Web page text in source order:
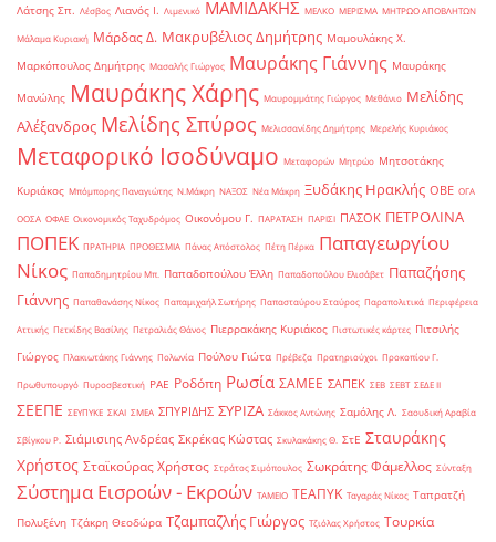
Λάτσης Σπ. Λέσβος Λιανός Ι. Λιμενικό ΜΑΜΙΔΑΚΗΣ ΜΕΛΚΟ ΜΕΡΙΣΜΑ ΜΗΤΡΩΟ ΑΠΟΒΛΗΤΩΝ
Μάλαμα Κυριακή Μάρδας Δ. Μακρυβέλιος Δημήτρης Μαμουλάκης Χ.
Μαρκόπουλος Δημήτρης Μασαλής Γιώργος Μαυράκης Γιάννης Μαυράκης
Μανώλης Μαυράκης Χάρης Μαυρομμάτης Γιώργος Μεθάνιο Μελίδης
Αλέξανδρος Μελίδης Σπύρος Μελισσανίδης Δημήτρης Μερελής Κυριάκος
Μεταφορικό Ισοδύναμο Μεταφορών Μητρώο Μητσοτάκης
Κυριάκος Μπόμπορης Παναγιώτης Ν.Μάκρη ΝΑΞΟΣ Νέα Μάκρη Ξυδάκης Ηρακλής ΟΒΕ ΟΓΑ
ΟΟΣΑ ΟΦΑΕ Οικονομικός Ταχυδρόμος Οικονόμου Γ. ΠΑΡΑΤΑΣΗ ΠΑΡΙΣΙ ΠΑΣΟΚ ΠΕΤΡΟΛΙΝΑ
ΠΟΠΕΚ ΠΡΑΤΗΡΙΑ ΠΡΟΘΕΣΜΙΑ Πάνας Απόστολος Πέτη Πέρκα Παπαγεωργίου
Νίκος Παπαδημητρίου Μπ. Παπαδοπούλου Έλλη Παπαδοπούλου Ελισάβετ Παπαζήσης
Γιάννης Παπαθανάσης Νίκος Παπαμιχαήλ Σωτήρης Παπασταύρου Σταύρος Παραπολιτικά Περιφέρεια
Αττικής Πετκίδης Βασίλης Πετραλιάς Θάνος Πιερρακάκης Κυριάκος Πιστωτικές κάρτες Πιτσιλής
Γιώργος Πλακιωτάκης Γιάννης Πολωνία Πούλου Γιώτα Πρέβεζα Πρατηριούχοι Προκοπίου Γ.
Πρωθυπουργό Πυροσβεστική ΡΑΕ Ροδόπη Ρωσία ΣΑΜΕΕ ΣΑΠΕΚ ΣΕΒ ΣΕΒΤ ΣΕΔΕ ΙΙ
ΣΕΕΠΕ ΣΕΥΠΥΚΕ ΣΚΑΙ ΣΜΕΑ ΣΠΥΡΙΔΗΣ ΣΥΡΙΖΑ Σάκκος Αντώνης Σαμόλης Λ. Σαουδική Αραβία
Σβίγκου Ρ. Σιάμισιης Ανδρέας Σκρέκας Κώστας Σκυλακάκης Θ. ΣτΕ Σταυράκης
Χρήστος Σταϊκούρας Χρήστος Στράτος Σιμόπουλος Σωκράτης Φάμελλος Σύνταξη
Σύστημα Εισροών - Εκροών ΤΑΜΕΙΟ ΤΕΑΠΥΚ Ταγαράς Νίκος Ταπρατζή
Πολυξένη Τζάκρη Θεοδώρα Τζαμπαζλής Γιώργος Τζιόλας Χρήστος Τουρκία